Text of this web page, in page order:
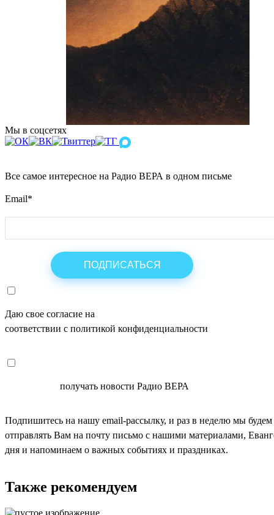
Мы в соцсетях
Все самое интересное на Радио ВЕРА в одном письме
Email*
Даю свое согласие на
соответствии с политикой конфиденциальности
получать новости Радио ВЕРА
Подпишитесь на нашу email-рассылку, и раз в неделю мы будем
отправлять Вам на почту письмо с нашими материалами,
дня и напоминаем о важных событиях и праздниках.
Также рекомендуем